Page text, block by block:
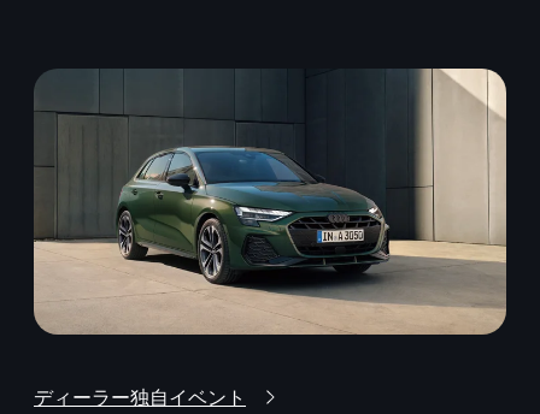
ディーラー独自イベント